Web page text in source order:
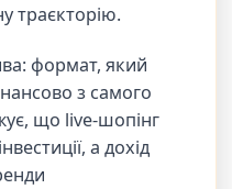
траєкторію.
формат, який
з самого
що live-шопінг
а дохід